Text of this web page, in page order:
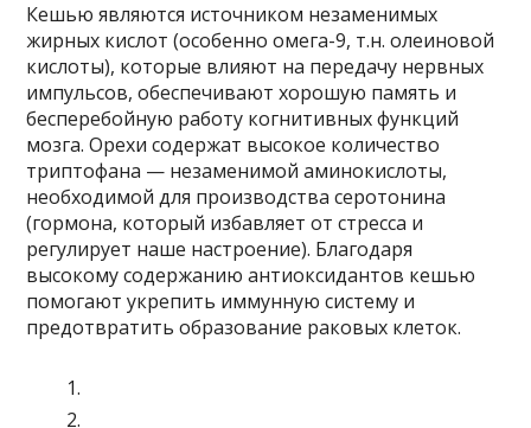
Кешью являются источником незаменимых
жирных кислот (особенно омега-9, т.н. олеиновой
кислоты), которые влияют на передачу нервных
импульсов, обеспечивают хорошую память и
бесперебойную работу когнитивных функций
мозга. Орехи содержат высокое количество
триптофана — незаменимой аминокислоты,
необходимой для производства серотонина
(гормона, который избавляет от стресса и
регулирует наше настроение). Благодаря
высокому содержанию антиоксидантов кешью
помогают укрепить иммунную систему и
предотвратить образование раковых клеток.